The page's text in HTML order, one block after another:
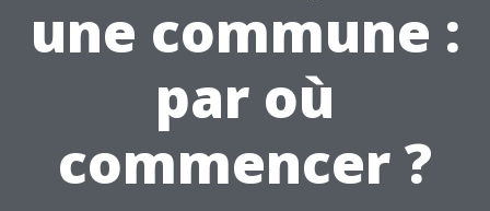
une commune :
par où
commencer ?